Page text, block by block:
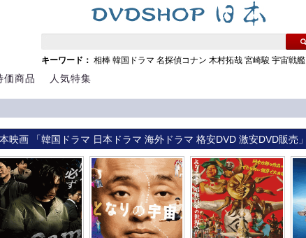
キーワード： 相棒 韓国ドラマ 名探偵コナン 木村拓哉 宮崎駿 宇宙戦艦
価商品 人気特集
映画 「韓国ドラマ 日本ドラマ 海外ドラマ 格安DVD 激安DVD販売」